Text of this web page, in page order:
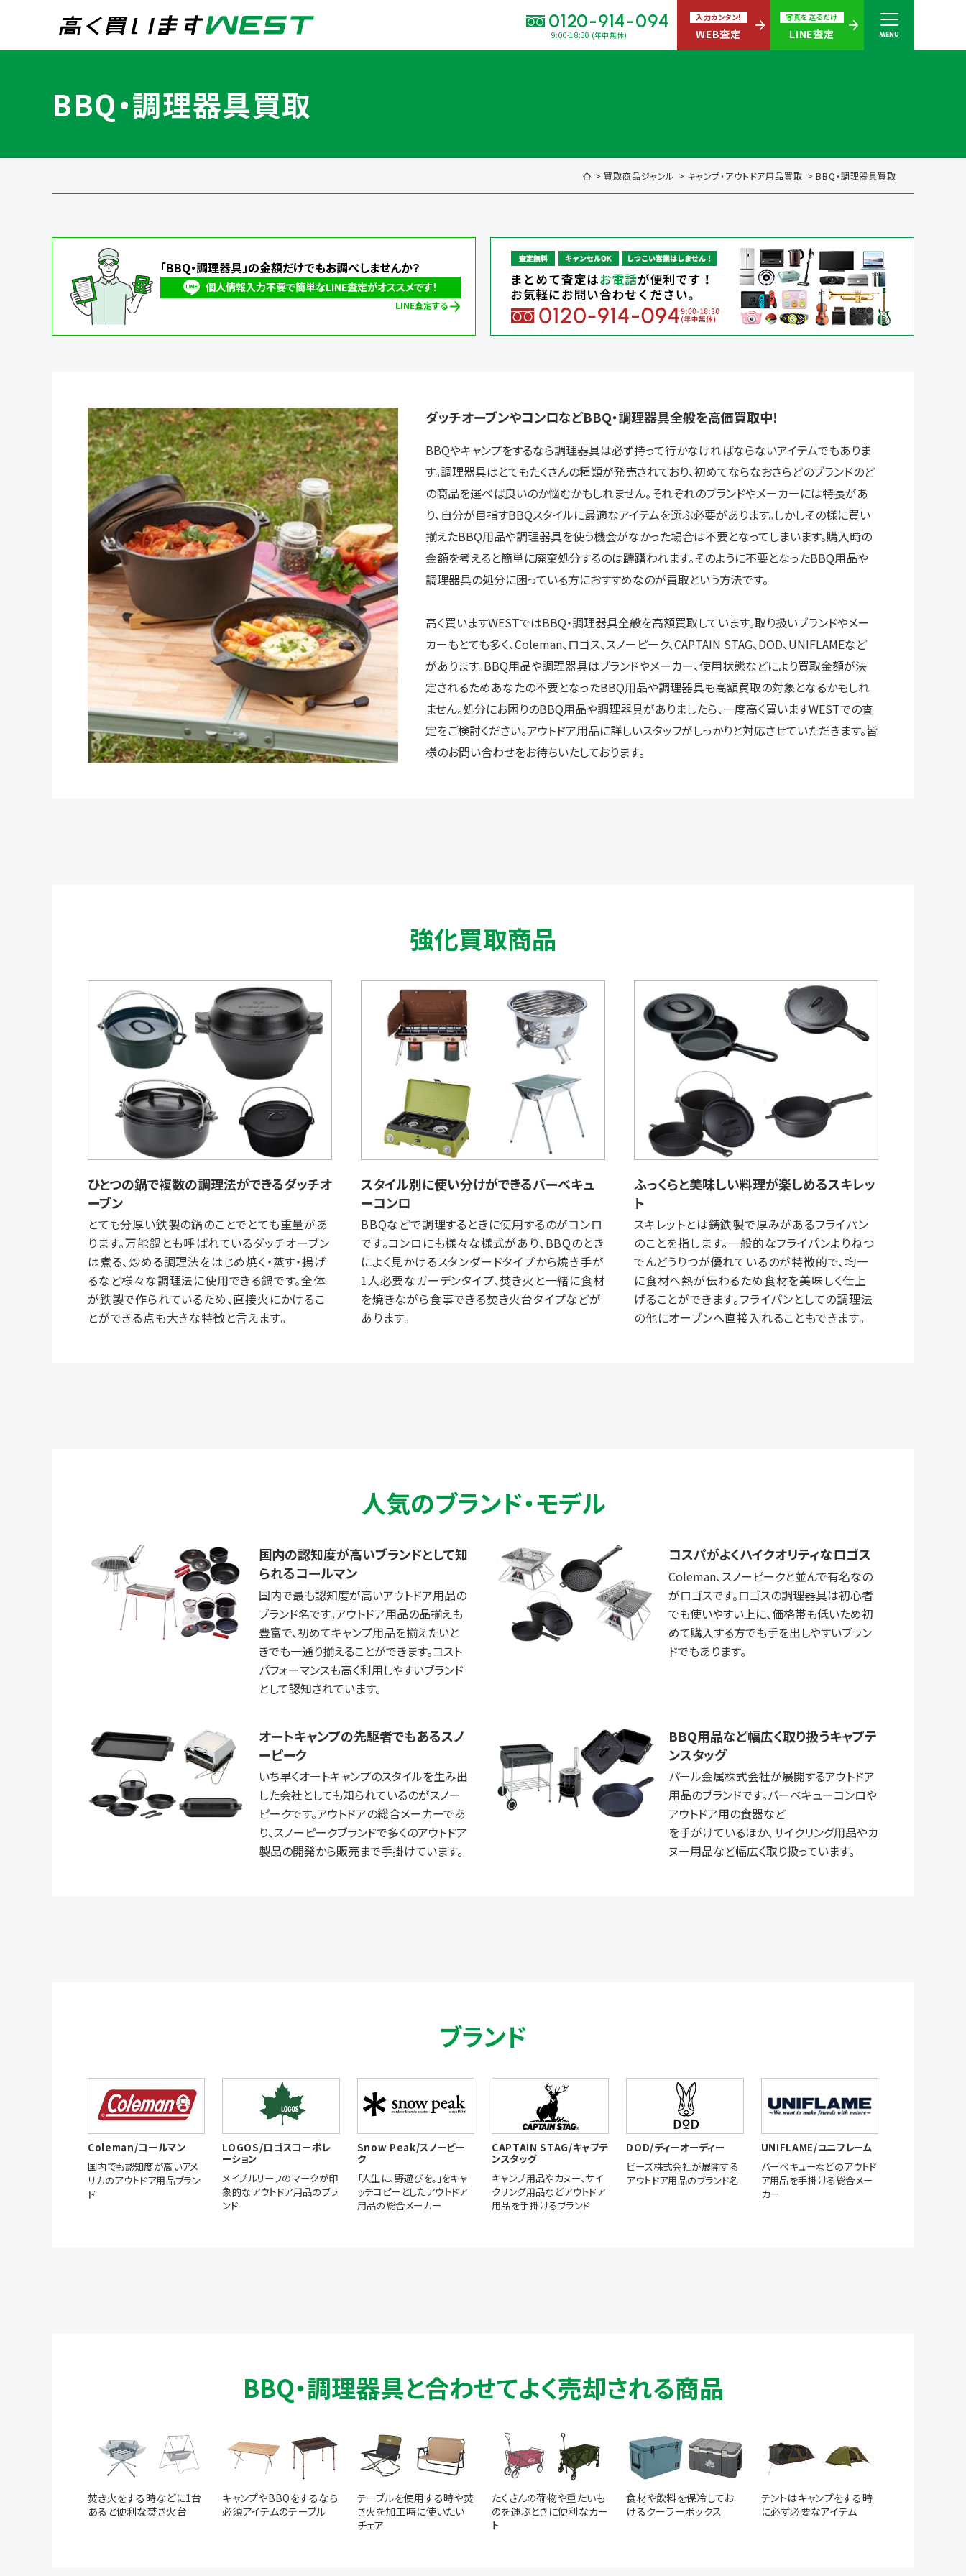
0120-914-094
9:00-18:30 (年中無休)
入力カンタン!
WEB査定
写真を送るだけ
LINE査定 MENU
まずはお気軽にお問い合わせ・査定をご依頼ください
買取専用ダイヤル 0120-914-094
24時間365日受付
今すぐ！WEB査定
買取に関する質問や相談もすぐにできて便利
LINE査定
宅配買取 出張買取 買取商品ジャンル
トップページ
初めての方へ
買取強化ブランド
取り組み
プライバシーポリシー
規約・同意書
買取価格表を
BBQ・調理器具買取
買取商品ジャンル キャンプ・アウトドア用品買取 BBQ・調理器具買取
「BBQ・調理器具」の金額だけでもお調べしませんか？
個人情報入力不要で簡単なLINE査定がオススメです！
LINE査定する
ダッチオーブンやコンロなどBBQ・調理器具全般を高価買取中！
BBQやキャンプをするなら調理器具は必ず持って行かなければならないアイテムでもありま
す。調理器具はとてもたくさんの種類が発売されており、初めてならなおさらどのブランドのど
の商品を選べば良いのか悩むかもしれません。それぞれのブランドやメーカーには特長があ
り、自分が目指すBBQスタイルに最適なアイテムを選ぶ必要があります。しかしその様に買い
揃えたBBQ用品や調理器具を使う機会がなかった場合は不要となってしまいます。購入時の
金額を考えると簡単に廃棄処分するのは躊躇われます。そのように不要となったBBQ用品や
調理器具の処分に困っている方におすすめなのが買取という方法です。
高く買いますWESTではBBQ・調理器具全般を高額買取しています。取り扱いブランドやメー
カーもとても多く、Coleman、ロゴス、スノーピーク、CAPTAIN STAG、DOD、UNIFLAMEなど
があります。BBQ用品や調理器具はブランドやメーカー、使用状態などにより買取金額が決
定されるためあなたの不要となったBBQ用品や調理器具も高額買取の対象となるかもしれ
ません。処分にお困りのBBQ用品や調理器具がありましたら、一度高く買いますWESTでの査
定をご検討ください。アウトドア用品に詳しいスタッフがしっかりと対応させていただきます。皆
様のお問い合わせをお待ちいたしております。
強化買取商品
ひとつの鍋で複数の調理法ができるダッチオ
ーブン
とても分厚い鉄製の鍋のことでとても重量があ
ります。万能鍋とも呼ばれているダッチオーブン
は煮る、炒める調理法をはじめ焼く・蒸す・揚げ
るなど様々な調理法に使用できる鍋です。全体
が鉄製で作られているため、直接火にかけるこ
とができる点も大きな特徴と言えます。
スタイル別に使い分けができるバーベキュ
ーコンロ
BBQなどで調理するときに使用するのがコンロ
です。コンロにも様々な様式があり、BBQのとき
によく見かけるスタンダードタイプから燒き手が
1人必要なガーデンタイプ、焚き火と一緒に食材
を焼きながら食事できる焚き火台タイプなどが
あります。
ふっくらと美味しい料理が楽しめるスキレッ
ト
スキレットとは鋳鉄製で厚みがあるフライパン
のことを指します。一般的なフライパンよりねつ
でんどうりつが優れているのが特徴的で、均一
に食材へ熱が伝わるため食材を美味しく仕上
げることができます。フライパンとしての調理法
の他にオーブンへ直接入れることもできます。
人気のブランド・モデル
国内の認知度が高いブランドとして知
られるコールマン
国内で最も認知度が高いアウトドア用品の
ブランド名です。アウトドア用品の品揃えも
豊富で、初めてキャンプ用品を揃えたいと
きでも一通り揃えることができます。コスト
パフォーマンスも高く利用しやすいブランド
として認知されています。
コスパがよくハイクオリティなロゴス
Coleman、スノーピークと並んで有名なの
がロゴスです。ロゴスの調理器具は初心者
でも使いやすい上に、価格帯も低いため初
めて購入する方でも手を出しやすいブラン
ドでもあります。
オートキャンプの先駆者でもあるスノ
ーピーク
いち早くオートキャンプのスタイルを生み出
した会社としても知られているのがスノー
ピークです。アウトドアの総合メーカーであ
り、スノーピークブランドで多くのアウトドア
製品の開発から販売まで手掛けています。
BBQ用品など幅広く取り扱うキャプテ
ンスタッグ
パール金属株式会社が展開するアウトドア
用品のブランドです。バーベキューコンロや
アウトドア用の食器など
を手がけているほか、サイクリング用品やカ
ヌー用品など幅広く取り扱っています。
ブランド
Coleman/コールマン
国内でも認知度が高いアメ
リカのアウトドア用品ブラン
ド
LOGOS/ロゴスコーポレ
ーション
メイプルリーフのマークが印
象的なアウトドア用品のブラ
ンド
Snow Peak/スノーピー
ク
「人生に、野遊びを。」をキャ
ッチコピーとしたアウトドア
用品の総合メーカー
CAPTAIN STAG/キャプテ
ンスタッグ
キャンプ用品やカヌー、サイ
クリング用品などアウトドア
用品を手掛けるブランド
DOD/ディーオーディー
ビーズ株式会社が展開する
アウトドア用品のブランド名
UNIFLAME/ユニフレーム
バーベキューなどのアウトド
ア用品を手掛ける総合メー
カー
BBQ・調理器具と合わせてよく売却される商品
焚き火をする時などに1台
あると便利な焚き火台
キャンプやBBQをするなら
必須アイテムのテーブル
テーブルを使用する時や焚
き火を加工時に使いたい
チェア
たくさんの荷物や重たいも
のを運ぶときに便利なカー
ト
食材や飲料を保冷してお
けるクーラーボックス
テントはキャンプをする時
に必ず必要なアイテム